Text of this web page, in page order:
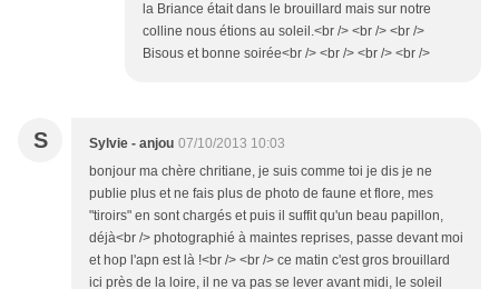
la Briance était dans le brouillard mais sur notre
colline nous étions au soleil.<br /> <br /> <br />
Bisous et bonne soirée<br /> <br /> <br /> <br />
S Sylvie - anjou 07/10/2013 10:03
bonjour ma chère chritiane, je suis comme toi je dis je ne
publie plus et ne fais plus de photo de faune et flore, mes
"tiroirs" en sont chargés et puis il suffit qu'un beau papillon,
déjà<br /> photographié à maintes reprises, passe devant moi
et hop l'apn est là !<br /> <br /> ce matin c'est gros brouillard
ici près de la loire, il ne va pas se lever avant midi, le soleil